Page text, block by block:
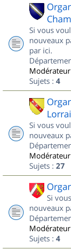
Si vous
nouveaux
par ici.
Sujets : 4
Si vous
nouveaux
Sujets : 27
Si
nouveaux
Sujets : 4